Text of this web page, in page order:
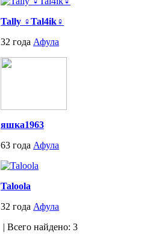
Tally ♀Tal4ik♀
32 года Афула
яшка1963
63 года Афула
Taloola
32 года Афула
| Всего найдено: 3